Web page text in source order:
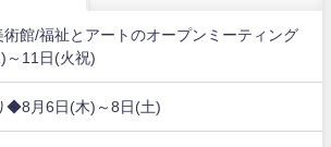
館/福祉とアートのオープンミーティング
11日(火祝)
◆8月6日(木)～8日(土)